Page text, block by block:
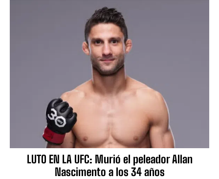
LUTO EN LA UFC: Murió el peleador Allan
Nascimento a los 34 años